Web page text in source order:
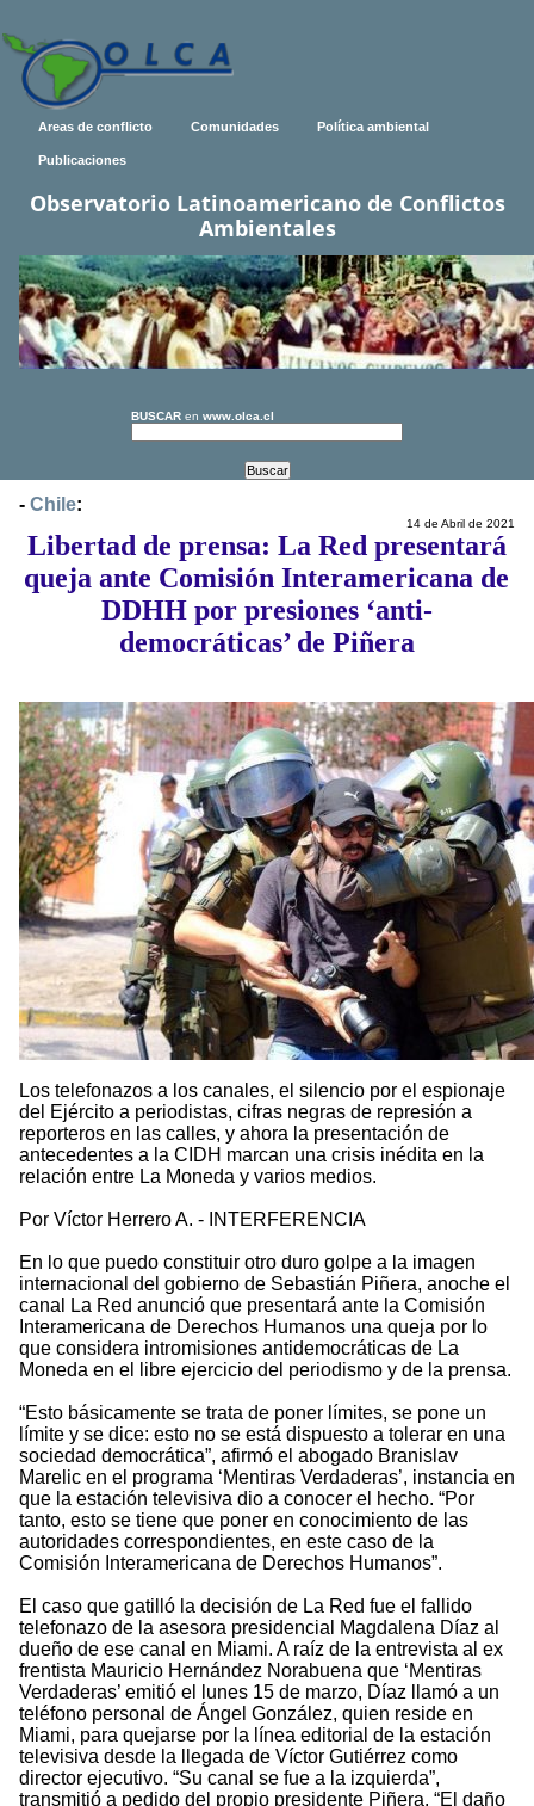
Areas de conflicto Comunidades Política ambiental
Publicaciones
Observatorio Latinoamericano de Conflictos
Ambientales
BUSCAR en www.olca.cl
- Chile:
14 de Abril de 2021
Libertad de prensa: La Red presentará
queja ante Comisión Interamericana de
DDHH por presiones ‘anti-
democráticas’ de Piñera
Los telefonazos a los canales, el silencio por el espionaje
del Ejército a periodistas, cifras negras de represión a
reporteros en las calles, y ahora la presentación de
antecedentes a la CIDH marcan una crisis inédita en la
relación entre La Moneda y varios medios.
Por Víctor Herrero A. - INTERFERENCIA
En lo que puedo constituir otro duro golpe a la imagen
internacional del gobierno de Sebastián Piñera, anoche el
canal La Red anunció que presentará ante la Comisión
Interamericana de Derechos Humanos una queja por lo
que considera intromisiones antidemocráticas de La
Moneda en el libre ejercicio del periodismo y de la prensa.
“Esto básicamente se trata de poner límites, se pone un
límite y se dice: esto no se está dispuesto a tolerar en una
sociedad democrática”, afirmó el abogado Branislav
Marelic en el programa ‘Mentiras Verdaderas’, instancia en
que la estación televisiva dio a conocer el hecho. “Por
tanto, esto se tiene que poner en conocimiento de las
autoridades correspondientes, en este caso de la
Comisión Interamericana de Derechos Humanos”.
El caso que gatilló la decisión de La Red fue el fallido
telefonazo de la asesora presidencial Magdalena Díaz al
dueño de ese canal en Miami. A raíz de la entrevista al ex
frentista Mauricio Hernández Norabuena que ‘Mentiras
Verdaderas’ emitió el lunes 15 de marzo, Díaz llamó a un
teléfono personal de Ángel González, quien reside en
Miami, para quejarse por la línea editorial de la estación
televisiva desde la llegada de Víctor Gutiérrez como
director ejecutivo. “Su canal se fue a la izquierda”,
transmitió a pedido del propio presidente Piñera. “El daño